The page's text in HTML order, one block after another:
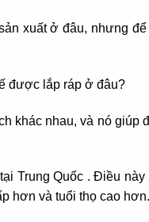
xuất ở đâu, nhưng
được lắp ráp ở đâu?
khác nhau, và nó giúp
Trung Quốc . Điều
hơn và tuổi thọ cao hơn.